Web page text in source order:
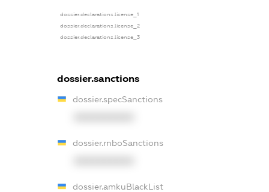
dossier.declarations.license_1
dossier.declarations.license_2
dossier.declarations.license_3
dossier.sanctions
dossier.specSanctions
dossier.rnboSanctions
dossier.amkuBlackList